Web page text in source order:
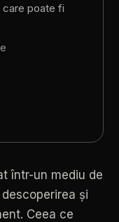
care poate fi
într-un mediu de
descoperirea și
Ceea ce